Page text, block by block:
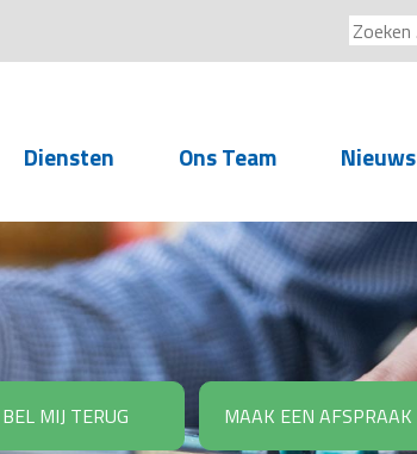
Zoeken
naar:
Diensten
Service voor
accountants- en
administratiekantoren
Arbeidsrechtelijke
Advisering
Salarisadministratie
Ons Team Nieuws
BEL MIJ TERUG MAAK EEN AFSPRAAK